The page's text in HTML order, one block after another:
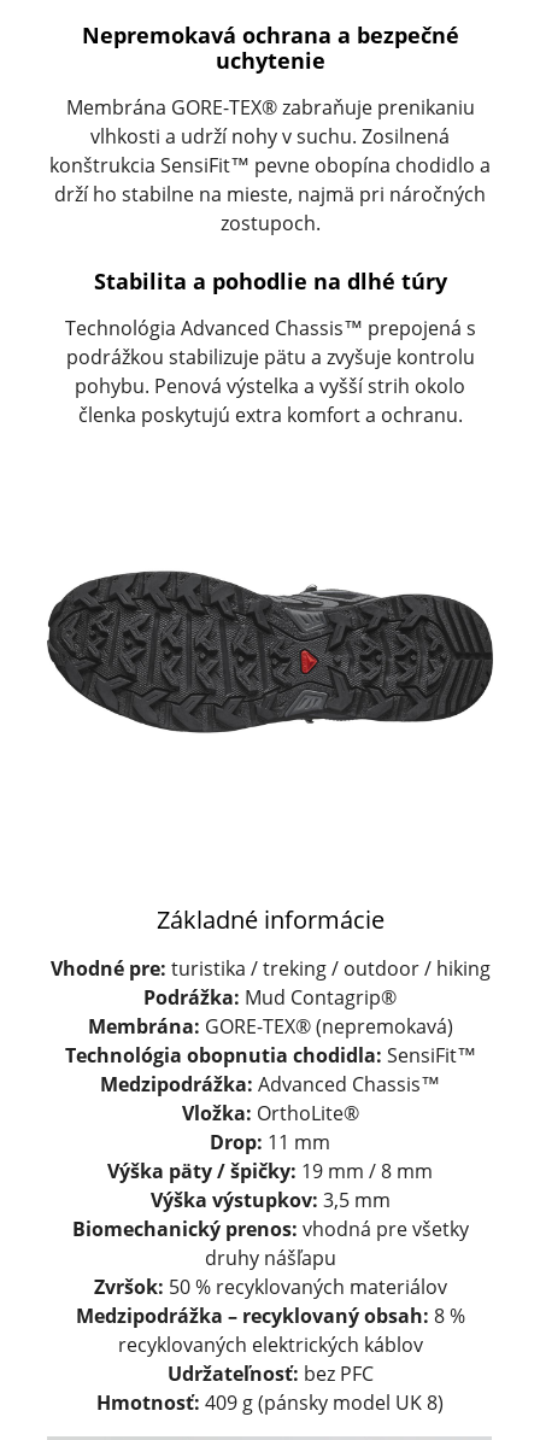
Nepremokavá ochrana a bezpečné
uchytenie
Membrána GORE-TEX® zabraňuje prenikaniu
vlhkosti a udrží nohy v suchu. Zosilnená
konštrukcia SensiFit™ pevne obopína chodidlo a
drží ho stabilne na mieste, najmä pri náročných
zostupoch.
Stabilita a pohodlie na dlhé túry
Technológia Advanced Chassis™ prepojená s
podrážkou stabilizuje pätu a zvyšuje kontrolu
pohybu. Penová výstelka a vyšší strih okolo
členka poskytujú extra komfort a ochranu.
Základné informácie
Vhodné pre: turistika / treking / outdoor / hiking
Podrážka: Mud Contagrip®
Membrána: GORE-TEX® (nepremokavá)
Technológia obopnutia chodidla: SensiFit™
Medzipodrážka: Advanced Chassis™
Vložka: OrthoLite®
Drop: 11 mm
Výška päty / špičky: 19 mm / 8 mm
Výška výstupkov: 3,5 mm
Biomechanický prenos: vhodná pre všetky
druhy nášľapu
Zvršok: 50 % recyklovaných materiálov
Medzipodrážka – recyklovaný obsah: 8 %
recyklovaných elektrických káblov
Udržateľnosť: bez PFC
Hmotnosť: 409 g (pánsky model UK 8)